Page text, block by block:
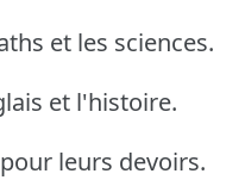
et les sciences.
et l'histoire.
leurs devoirs.